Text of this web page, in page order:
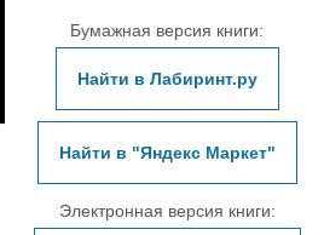
Бумажная версия книги:
Найти в Лабиринт.ру
Найти в "Яндекс Маркет"
Электронная версия книги: